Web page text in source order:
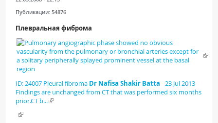
Публикации: 54876
Плевральная фиброма
ID: 24007 Pleural fibroma Dr Nafisa Shakir Batta - 23 Jul 2013
Findings are unchanged from CT that was performed six months
prior.CT b...